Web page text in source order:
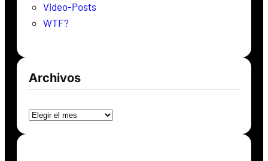
Video-Posts
WTF?
Archivos